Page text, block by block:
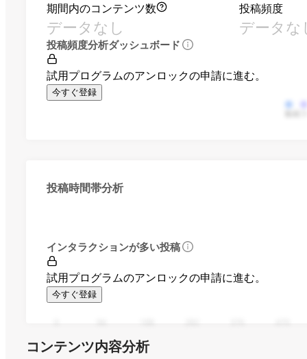
期間内のコンテンツ数
データなし
投稿頻度
データな
投稿頻度分析ダッシュボード
試用プログラムのアンロックの申請に進む。
今すぐ登録
投稿時間帯分析
インタラクションが多い投稿
試用プログラムのアンロックの申請に進む。
今すぐ登録
コンテンツ内容分析